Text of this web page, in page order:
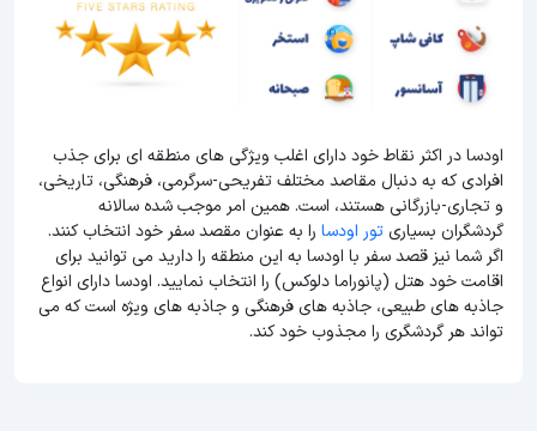
اودسا در اکثر نقاط خود دارای اغلب ویژگی های منطقه ای برای جذب
افرادی که به دنبال مقاصد مختلف تفریحی-سرگرمی، فرهنگی، تاریخی،
و تجاری-بازرگانی هستند، است. همین امر موجب شده سالانه
گردشگران بسیاریتور اودسا را به عنوان مقصد سفر خود انتخاب کنند.
اگر شما نیز قصد سفر با اودسا به این منطقه را دارید می توانید برای
اقامت خود هتل (پانوراما دلوکس) را انتخاب نمایید. اودسا دارای انواع
جاذبه های طبیعی، جاذبه های فرهنگی و جاذبه های ویژه است که می
تواند هر گردشگری را مجذوب خود کند.